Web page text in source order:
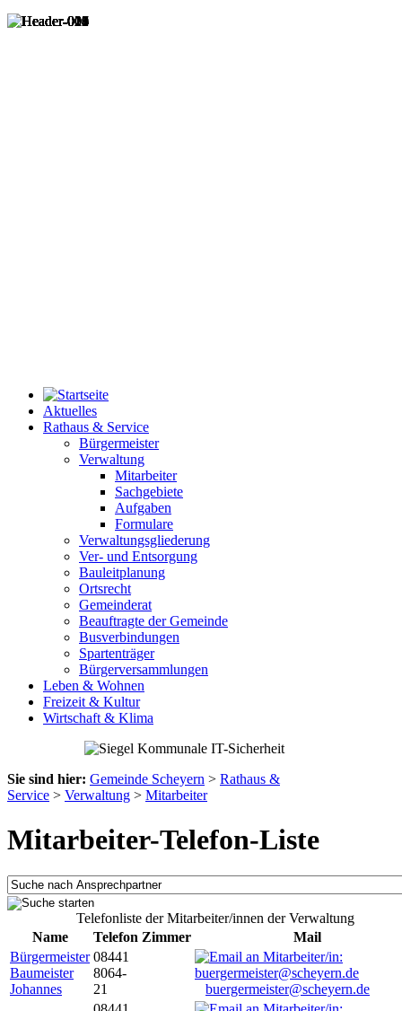
Aktuelles
Rathaus & Service
Bürgermeister
Verwaltung
Mitarbeiter
Sachgebiete
Aufgaben
Formulare
Verwaltungsgliederung
Ver- und Entsorgung
Bauleitplanung
Ortsrecht
Gemeinderat
Beauftragte der Gemeinde
Busverbindungen
Spartenträger
Bürgerversammlungen
Leben & Wohnen
Freizeit & Kultur
Wirtschaft & Klima
Sie sind hier: Gemeinde Scheyern > Rathaus &
Service > Verwaltung > Mitarbeiter
Mitarbeiter-Telefon-Liste
Telefonliste der Mitarbeiter/innen der Verwaltung
Name
Telefon Zimmer
Mail
Bürgermeister
Baumeister
Johannes
08441
8064-
21
buergermeister@scheyern.de